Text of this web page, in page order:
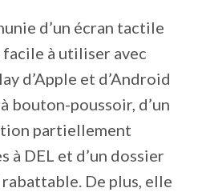
d’un écran tactile
à utiliser avec
d’Apple et d’Android
bouton-poussoir, d’un
partiellement
à DEL et d’un dossier
De plus, elle